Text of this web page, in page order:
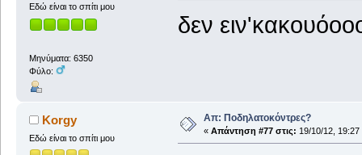
Εδώ είναι το σπίτι μου
Μηνύματα: 6350
Φύλο:
δεν
Korgy
Εδώ είναι το σπίτι μου
Απ: Ποδηλατοκόντρες?
« Απάντηση #77 στις: 19/10/12, 19:27